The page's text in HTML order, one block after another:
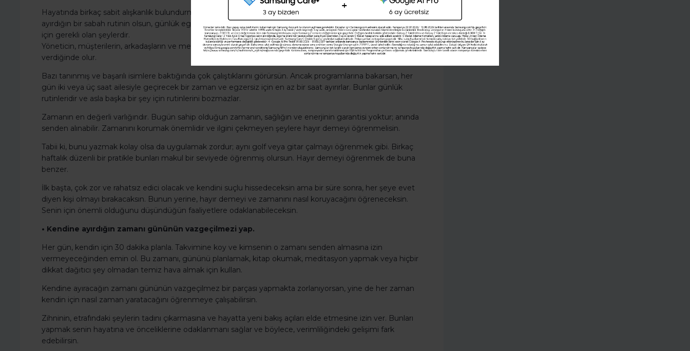
Hayatında birkaç sabit alışkanlık bulundurmak önemli şeylere odaklamanı sağlar. Kendine bakım için
ayırdığın bir sabah rutinin olsun, günlük egzersizler için zaman ayır ve ailenle zaman geçir. Bunlar herkes
için gerekli olan şeylerdir.
Yöneticin, müşterilerin, arkadaşların ve meslektaşların bu zamanı senden almamalıdır ve bu ancak, sen izin
verdiğinde olur.
Bazı tanınmış ve başarılı isimlere baktığında çok çalıştıklarını görürsün. Ancak programlarına bakarsan, her
gün iki veya üç saat ailesiyle geçirecek bir zaman ve egzersiz için en az bir saat ayırırlar. Bunlar günlük
rutinleridir ve asla başka bir şey için rutinlerini bozmazlar.
Zamanın en değerli varlığındır. Bugün sahip olduğun zamanın, sağlığın ve enerjinin garantisi yoktur; anında
senden alınabilir. Zamanını korumak önemlidir ve ilgini çekmeyen şeylere hayır demeyi öğrenmelisin.
Tabii ki, bunu yazmak kolay olsa da uygulamak zordur; aynı golf veya gitar çalmayı öğrenmek gibi. Birkaç
haftalık düzenli bir pratikle bunları makul bir seviyede öğrenmiş olursun. Hayır demeyi öğrenmek de buna
benzer.
İlk başta, çok zor ve rahatsız edici olacak ve kendini suçlu hissedeceksin ama bir süre sonra, her şeye evet
diyen kişi olmayı bırakacaksın. Bunun yerine, hayır demeyi ve zamanını nasıl koruyacağını öğreneceksin.
Senin için önemli olduğunu düşündüğün faaliyetlere odaklanabileceksin.
• Kendine ayırdığın zamanı gününün vazgeçilmezi yap.
Her gün, kendin için 30 dakika planla. Takvimine koy ve kimsenin o zamanı senden almasına izin
vermeyeceğinden emin ol. Bu zamanı, gününü planlamak, kitap okumak, meditasyon yapmak veya hiçbir
dikkat dağıtıcı şey olmadan temiz hava almak için kullan.
Kendine ayıracağın zamanı gününün vazgeçilmez bir parçası yapmakta zorlanıyorsan, yine de her zaman
kendin için nasıl zaman yaratacağını öğrenmeye çalışabilirsin.
Zihninin, etrafındaki şeylerin tadını çıkarmasına ve hayatta yeni bakış açıları elde etmesine izin ver. Bunları
yapmak senin hayatına ve önceliklerine odaklanmanı sağlar ve böylece, verimliliğindeki gelişimi fark
edebilirsin.